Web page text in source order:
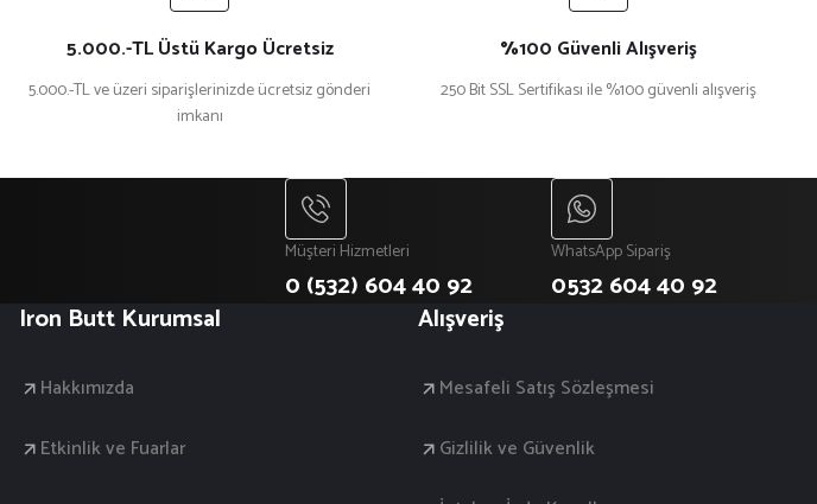
5.000.-TL Üstü Kargo Ücretsiz
5.000.-TL ve üzeri siparişlerinizde ücretsiz gönderi
imkanı
%100 Güvenli Alışveriş
250 Bit SSL Sertifikası ile %100 güvenli alışveriş
Müşteri Hizmetleri
0 (532) 604 40 92
WhatsApp Sipariş
0532 604 40 92
Iron Butt Kurumsal
Hakkımızda
Etkinlik ve Fuarlar
Alışveriş
Mesafeli Satış Sözleşmesi
Gizlilik ve Güvenlik